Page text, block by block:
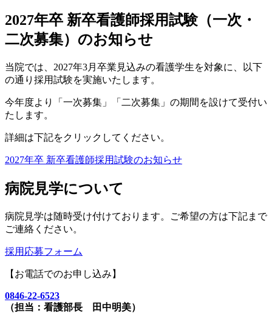
2027年卒 新卒看護師採用試験（一次・
二次募集）のお知らせ
当院では、2027年3月卒業見込みの看護学生を対象に、以下
の通り採用試験を実施いたします。
今年度より「一次募集」「二次募集」の期間を設けて受付い
たします。
詳細は下記をクリックしてください。
2027年卒 新卒看護師採用試験のお知らせ
病院見学について
病院見学は随時受け付けております。ご希望の方は下記まで
ご連絡ください。
採用応募フォーム
【お電話でのお申し込み】
0846-22-6523
（担当：看護部長 田中明美）